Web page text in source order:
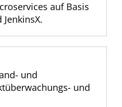
auf Basis
und